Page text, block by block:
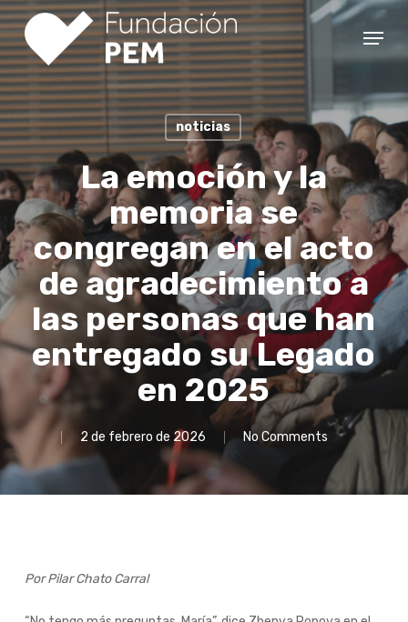
Skip
to
main
content
Menu
noticias
La emoción y la
memoria se
congregan en el acto
de agradecimiento a
las personas que han
entregado su Legado
en 2025
2 de febrero de 2026 No Comments
Por Pilar Chato Carral
Close